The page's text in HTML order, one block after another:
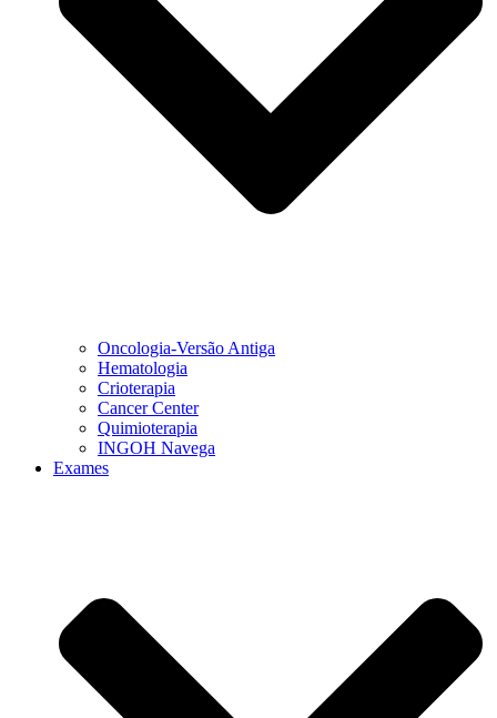
Oncologia-Versão Antiga
Hematologia
Crioterapia
Cancer Center
Quimioterapia
INGOH Navega
Exames